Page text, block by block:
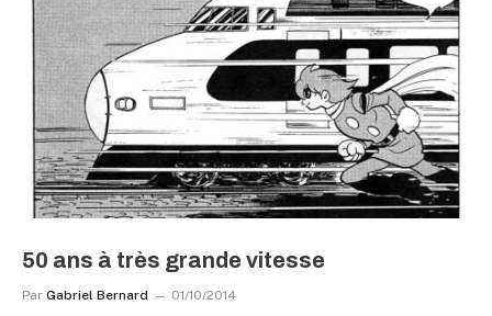
50 ans à très grande vitesse
Par Gabriel Bernard 01/10/2014